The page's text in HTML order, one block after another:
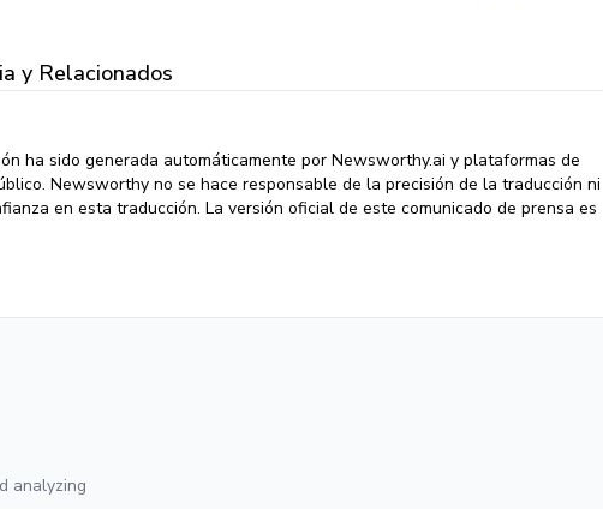
y Relacionados
ha sido generada automáticamente por Newsworthy.ai y plataformas de
Newsworthy no se hace responsable de la precisión de la traducción ni
en esta traducción. La versión oficial de este comunicado de prensa es
analyzing